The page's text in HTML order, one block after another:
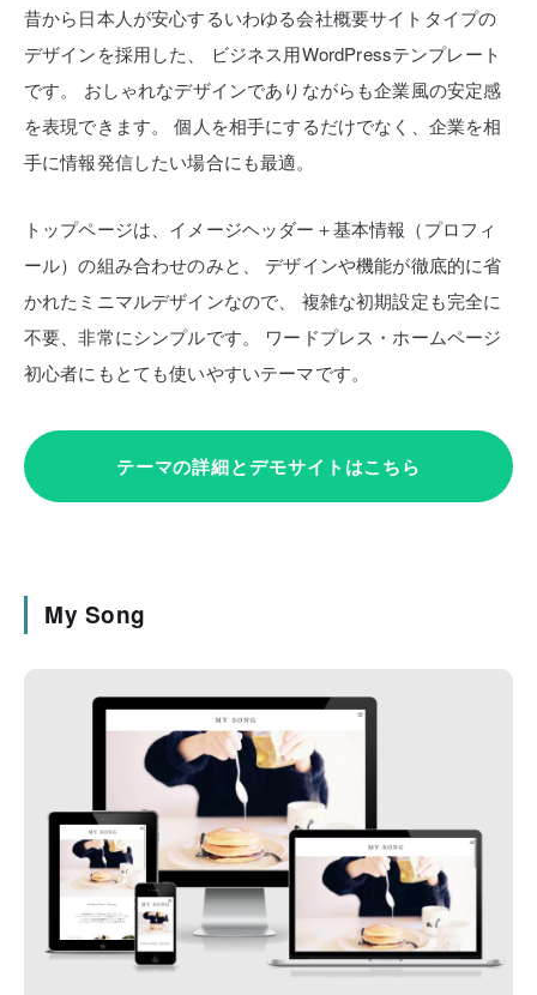
昔から日本人が安心するいわゆる会社概要サイトタイプの
デザインを採用した、
ビジネス用WordPressテンプレート
です。
おしゃれなデザインでありながらも企業風の安定感
を表現できます。
個人を相手にするだけでなく、企業を相
手に情報発信したい場合にも最適。
トップページは、イメージヘッダー＋基本情報（プロフィ
ール）の組み合わせのみと、
デザインや機能が徹底的に省
かれたミニマルデザインなので、
複雑な初期設定も完全に
不要、非常にシンプルです。
ワードプレス・ホームページ
初心者にもとても使いやすいテーマです。
テーマの詳細とデモサイトはこちら
My Song